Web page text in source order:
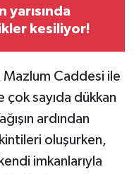
yarısında
kesiliyor!
Caddesi ile
sayıda dükkan
ardından
oluşurken,
imkanlarıyla